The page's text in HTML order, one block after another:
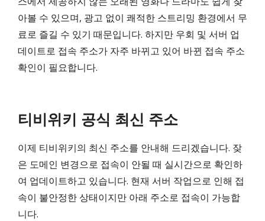
아볼 수 있으며, 광고 없이 쾌적한 스트리밍 환경에서 무
료로 즐길 수 있기 때문입니다. 하지만 우회 및 서버 업
데이트로 접속 주소가 자주 바뀌고 있어 바뀐 접속 주소
확인이 필요합니다.
티비위키 공식 최신 주소
이제 티비위키의 최신 주소를 안내해 드리겠습니다. 잦
은 도메인 변경으로 접속이 안될 때 실시간으로 확인하
여 업데이트하고 있습니다. 현재 서버 작업으로 인해 접
속이 불안정한 상태이지만 아래 주소로 접속이 가능합
니다.